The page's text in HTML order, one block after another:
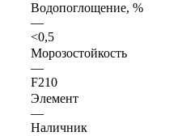
Водопоглощение, %
—
<0,5
Морозостойкость
—
F210
Элемент
—
Наличник